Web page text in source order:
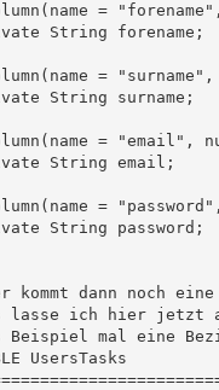
=
String forename;
=
String surname;
= "email",
String email;
=
String password;
kommt dann noch
lasse ich hier jetzt
Beispiel mal eine
UsersTasks